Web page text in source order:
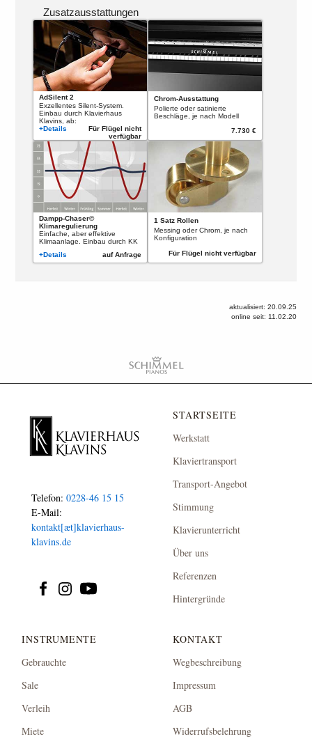
Zusatzausstattungen
AdSilent 2
Exzellentes Silent-System.
Einbau durch Klavierhaus
Klavins, ab:
+Details
Für Flügel nicht
verfügbar
Chrom-Ausstattung
Polierte oder satinierte
Beschläge, je nach Modell
7.730 €
Dampp-Chaser©
Klimaregulierung
Einfache, aber effektive
Klimaanlage. Einbau durch KK
+Details
auf Anfrage
1 Satz Rollen
Messing oder Chrom, je nach
Konfiguration
Für Flügel nicht verfügbar
aktualisiert: 20.09.25
online seit: 11.02.20
Telefon:0228-46 15 15
E-Mail:
kontakt[æt]klavierhaus-
klavins.de
STARTSEITE
Werkstatt
Klaviertransport
Transport-Angebot
Stimmung
Klavierunterricht
Über uns
Referenzen
Hintergründe
INSTRUMENTE
Gebrauchte
Sale
Verleih
Miete
KONTAKT
Wegbeschreibung
Impressum
AGB
Widerrufsbelehrung